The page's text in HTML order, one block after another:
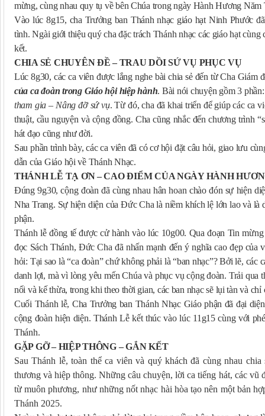
mừng, cùng nhau quy tụ về bên Chúa trong ngày Hành Hương Năm
Vào lúc 8g15, cha Trưởng ban Thánh nhạc giáo hạt Ninh Phước
tình. Ngài giới thiệu quý cha đặc trách Thánh nhạc các giáo hạt
kết.
CHIA SẺ CHUYÊN ĐỀ – TRAU DỒI SỨ VỤ PHỤC VỤ
Lúc 8g30, các ca viên được lắng nghe bài chia sẻ đến từ Cha
của ca đoàn trong Giáo hội hiệp hành. Bài nói chuyện gồm 3
tham gia – Nâng đỡ sứ vụ. Từ đó, cha đã khai triển để giúp các ca
thuật, cầu nguyện và cộng đồng. Cha cũng nhắc đến chương trình
hát đạo cũng như đời.
Sau phần trình bày, các ca viên đã có cơ hội đặt câu hỏi, giao lưu
dẫn của Giáo hội về Thánh Nhạc.
THÁNH LỄ TẠ ƠN – CAO ĐIỂM CỦA NGÀY HÀNH
Đúng 9g30, cộng đoàn đã cùng nhau hân hoan chào đón sự hiện
Nha Trang. Sự hiện diện của Đức Cha là niềm khích lệ lớn lao và là
phận.
Thánh lễ đồng tế được cử hành vào lúc 10g00. Qua đoạn Tin
đọc Sách Thánh, Đức Cha đã nhấn mạnh đến ý nghĩa cao đẹp
hỏi: Tại sao là “ca đoàn” chứ không phải là “ban nhạc”? Bởi lẽ,
danh lợi, mà vì lòng yêu mến Chúa và phục vụ cộng đoàn. Trải qua
nối và kế thừa, trong khi theo thời gian, các ban nhạc sẽ lụi tàn và chỉ
Cuối Thánh lễ, Cha Trưởng ban Thánh Nhạc Giáo phận đã đại
cộng đoàn hiện diện. Thánh Lễ kết thúc vào lúc 11g15 cùng với
Thánh.
GẶP GỠ – HIỆP THÔNG – GẮN KẾT
Sau Thánh lễ, toàn thể ca viên và quý khách đã cùng nhau
thương và hiệp thông. Những câu chuyện, lời ca tiếng hát, các vũ
từ muôn phương, như những nốt nhạc hài hòa tạo nên một bản
Thánh 2025.